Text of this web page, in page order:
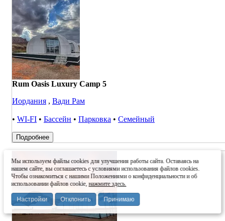
Мы используем файлы cookies для улучшения работы сайта. Оставаясь на
нашем сайте, вы соглашаетесь с условиями использования файлов cookies.
Чтобы ознакомиться с нашими Положениями о конфиденциальности и об
использовании файлов cookie,нажмите здесь.
Настройки Отклонить Принимаю
Rum Oasis Luxury Camp 5
Иордания , Вади Рам
• WI-FI • Бассейн • Парковка • Семейный
Подробнее